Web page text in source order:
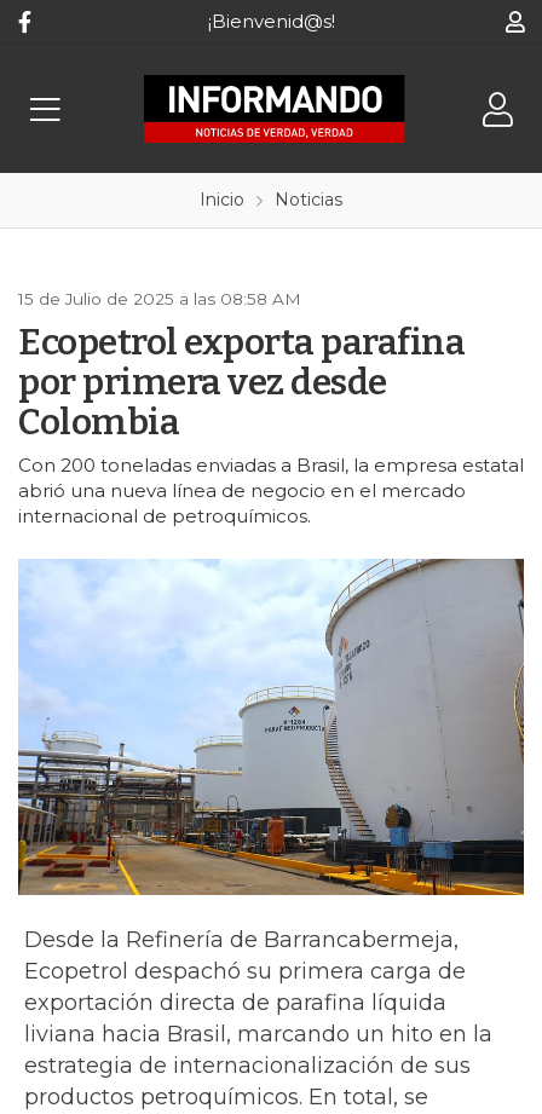
¡Bienvenid@s!
Inicio Noticias
15 de Julio de 2025 a las 08:58 AM
Ecopetrol exporta parafina
por primera vez desde
Colombia
Con 200 toneladas enviadas a Brasil, la empresa estatal
abrió una nueva línea de negocio en el mercado
internacional de petroquímicos.
Desde la Refinería de Barrancabermeja,
Ecopetrol despachó su primera carga de
exportación directa de parafina líquida
liviana hacia Brasil, marcando un hito en la
estrategia de internacionalización de sus
productos petroquímicos. En total, se